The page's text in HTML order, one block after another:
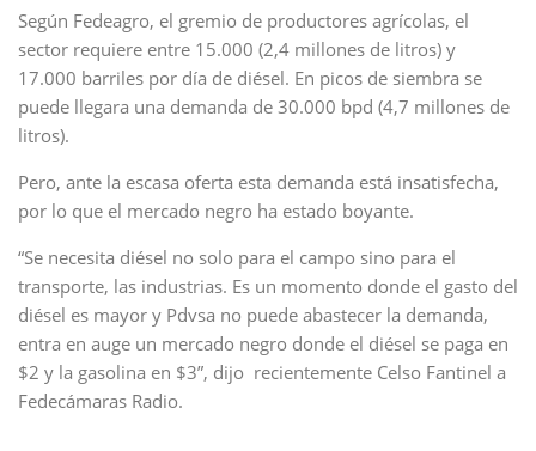
Según Fedeagro, el gremio de productores agrícolas, el
sector requiere entre 15.000 (2,4 millones de litros) y
17.000 barriles por día de diésel. En picos de siembra se
puede llegara una demanda de 30.000 bpd (4,7 millones de
litros).
Pero, ante la escasa oferta esta demanda está insatisfecha,
por lo que el mercado negro ha estado boyante.
“Se necesita diésel no solo para el campo sino para el
transporte, las industrias. Es un momento donde el gasto del
diésel es mayor y Pdvsa no puede abastecer la demanda,
entra en auge un mercado negro donde el diésel se paga en
$2 y la gasolina en $3”, dijo recientemente Celso Fantinel a
Fedecámaras Radio.